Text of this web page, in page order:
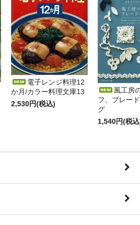
電子レンジ料理12
か月/カラー料理文庫13
2,530円(税込)
風工房
フ、ブレー
グ
1,540円(税